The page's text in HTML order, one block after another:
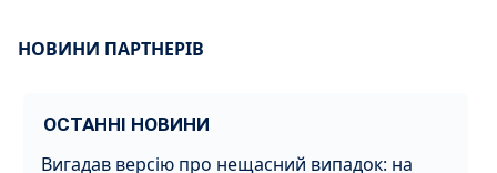
НОВИНИ ПАРТНЕРІВ
ОСТАННІ НОВИНИ
Вигадав версію про нещасний випадок: на